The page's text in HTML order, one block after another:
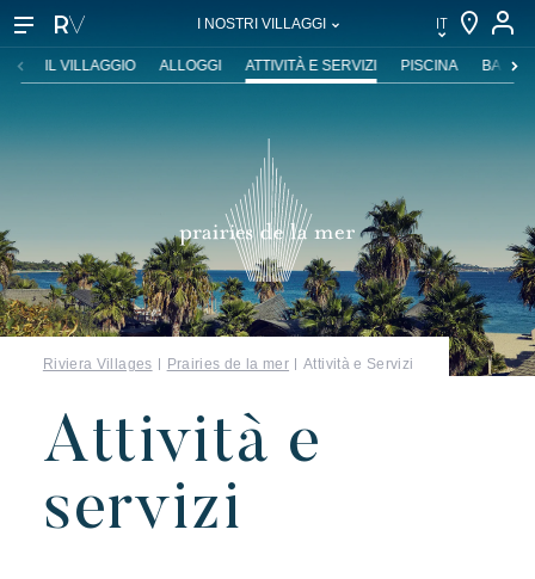
IT
IT
I NOSTRI VILLAGGI
I nostri villaggi
Scoprire Riviera Villages
L'esperienza Rivera Villages
IL VILLAGGIO ALLOGGI ATTIVITÀ E SERVIZI PISCINA BAR &
Riviera Villages Prairies de la mer Attività e Servizi
Attività e
servizi